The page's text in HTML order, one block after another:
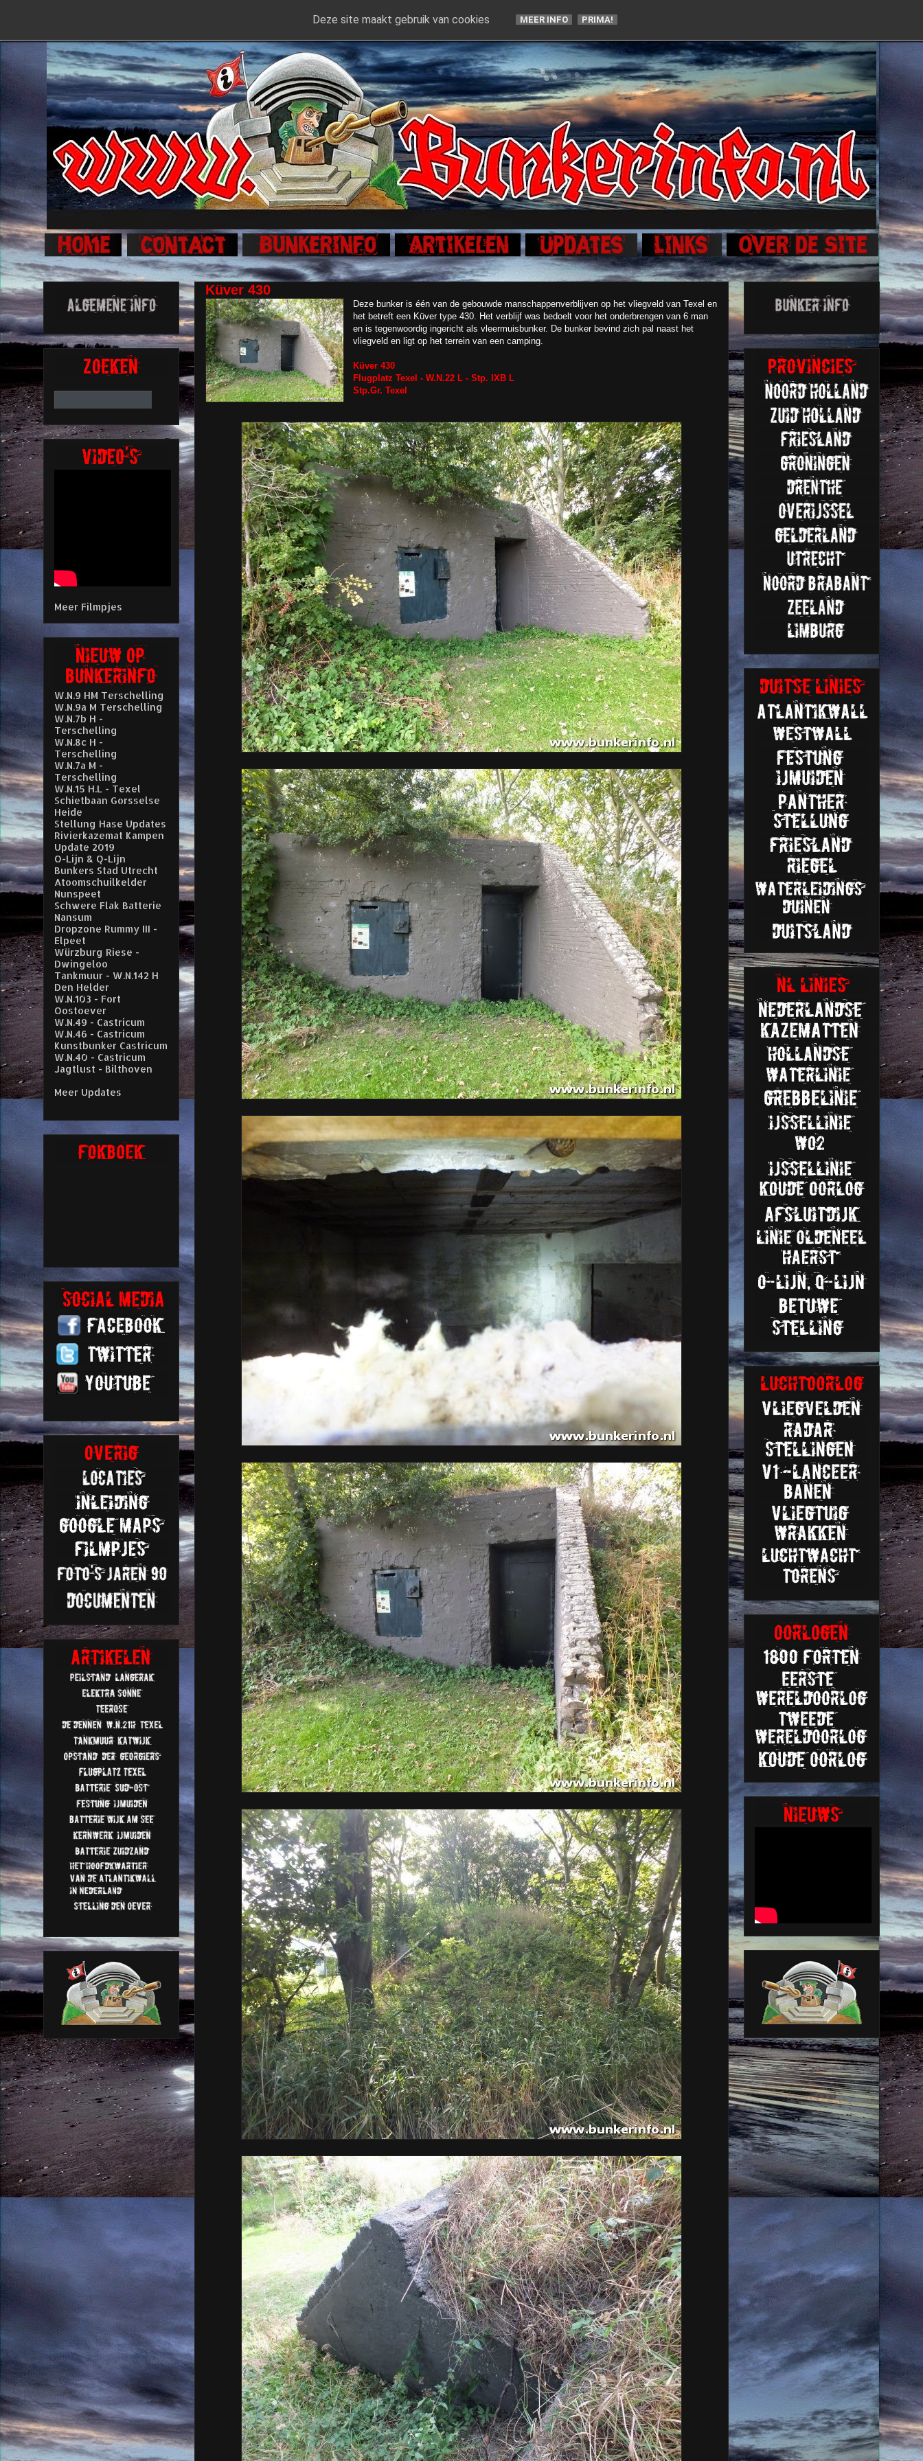
Küver 430
Deze bunker is één van de gebouwde manschappenverblijven op het vliegveld van Texel en
het betreft een Küver type 430. Het verblijf was bedoelt voor het onderbrengen van 6 man
en is tegenwoordig ingericht als vleermuisbunker. De bunker bevind zich pal naast het
vliegveld en ligt op het terrein van een camping.
Küver 430
Flugplatz Texel - W.N.22 L - Stp. IXB L
Stp.Gr. Texel
Meer Filmpjes
W.N.9 HM Terschelling
W.N.9a M Terschelling
W.N.7b H -
Terschelling
W.N.8c H -
Terschelling
W.N.7a M -
Terschelling
W.N.15 H.L - Texel
Schietbaan Gorsselse
Heide
Stellung Hase Updates
Rivierkazemat Kampen
Update 2019
O-Lijn & Q-Lijn
Bunkers Stad Utrecht
Atoomschuilkelder
Nunspeet
Schwere Flak Batterie
Nansum
Dropzone Rummy III -
Elpeet
Würzburg Riese -
Dwingeloo
Tankmuur - W.N.142 H
Den Helder
W.N.103 - Fort
Oostoever
W.N.49 - Castricum
W.N.46 - Castricum
Kunstbunker Castricum
W.N.40 - Castricum
Jagtlust - Bilthoven
Meer Updates
Deze site maakt gebruik van cookies MEER INFO PRIMA!